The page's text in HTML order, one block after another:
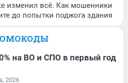
изменил всё. Как мошенники
до попытки поджога здания
на ВО и СПО в первый год
2026